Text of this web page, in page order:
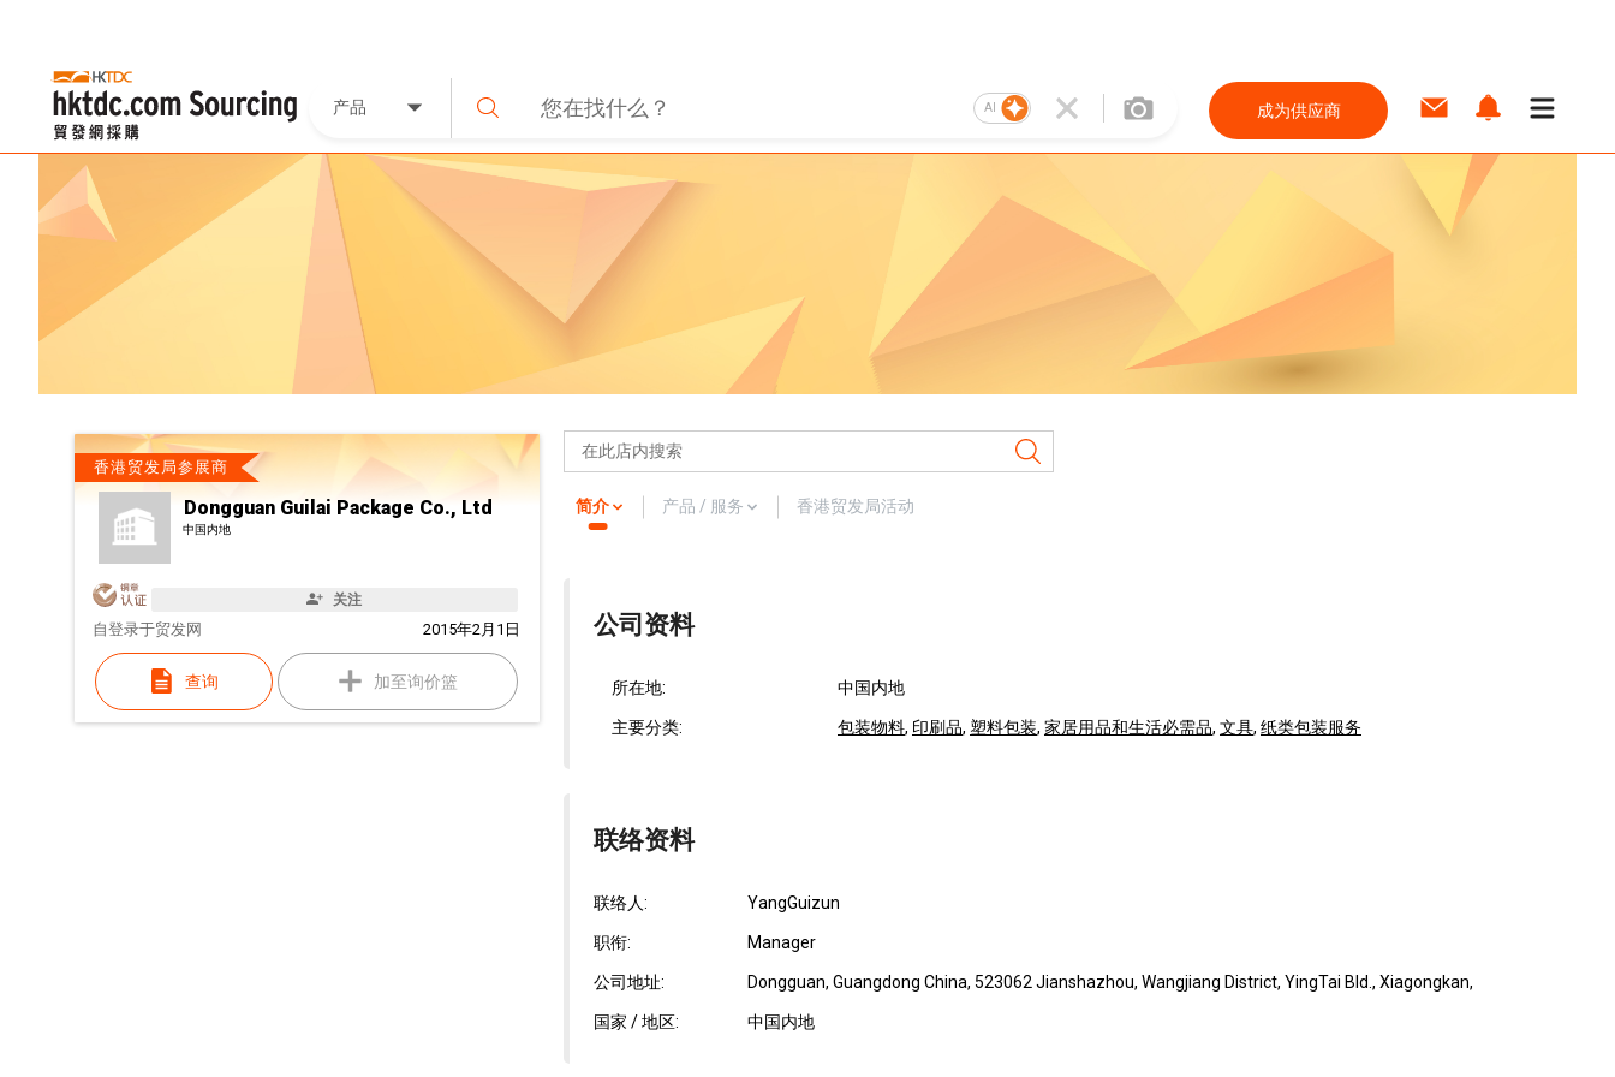
产品 AI 成为供应商
香港贸发局参展商
Dongguan Guilai Package Co., Ltd
中国内地
关注
自 2015年2月1日
登录于贸发网
查询 加至询价篮
简介 产品 / 服务 香港贸发局活动
公司资料
所在地: 中国内地
主要分类: 包装物料, 印刷品, 塑料包装, 家居用品和生活必需品, 文具, 纸类包装服务
联络资料
联络人: YangGuizun
职衔: Manager
公司地址: Dongguan, Guangdong China, 523062 Jianshazhou, Wangjiang District, YingTai Bld., Xiagongkan,
国家 / 地区: 中国内地